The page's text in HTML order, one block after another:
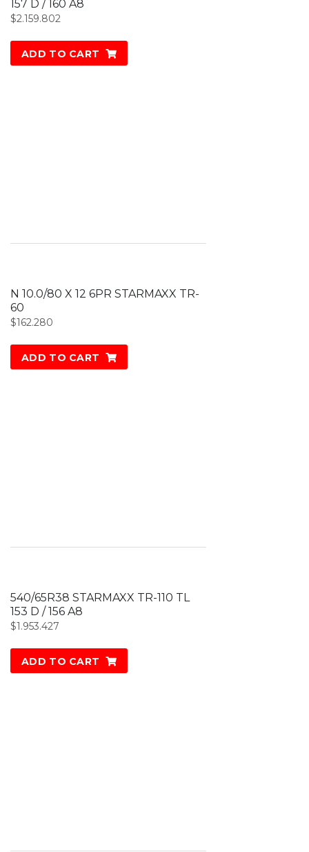
157 D / 160 A8
$2.159.802
ADD TO CART
N 10.0/80 X 12 6PR STARMAXX TR-
60
$162.280
ADD TO CART
540/65R38 STARMAXX TR-110 TL
153 D / 156 A8
$1.953.427
ADD TO CART